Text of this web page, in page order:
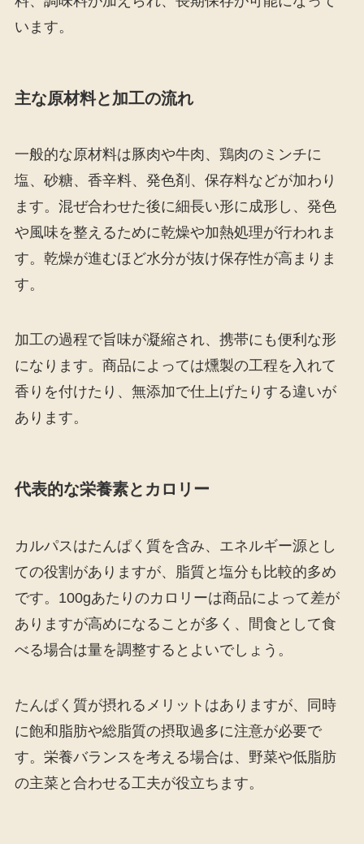
います。
主な原材料と加工の流れ
一般的な原材料は豚肉や牛肉、鶏肉のミンチに
塩、砂糖、香辛料、発色剤、保存料などが加わり
ます。混ぜ合わせた後に細長い形に成形し、発色
や風味を整えるために乾燥や加熱処理が行われま
す。乾燥が進むほど水分が抜け保存性が高まりま
す。
加工の過程で旨味が凝縮され、携帯にも便利な形
になります。商品によっては燻製の工程を入れて
香りを付けたり、無添加で仕上げたりする違いが
あります。
代表的な栄養素とカロリー
カルパスはたんぱく質を含み、エネルギー源とし
ての役割がありますが、脂質と塩分も比較的多め
です。100gあたりのカロリーは商品によって差が
ありますが高めになることが多く、間食として食
べる場合は量を調整するとよいでしょう。
たんぱく質が摂れるメリットはありますが、同時
に飽和脂肪や総脂質の摂取過多に注意が必要で
す。栄養バランスを考える場合は、野菜や低脂肪
の主菜と合わせる工夫が役立ちます。